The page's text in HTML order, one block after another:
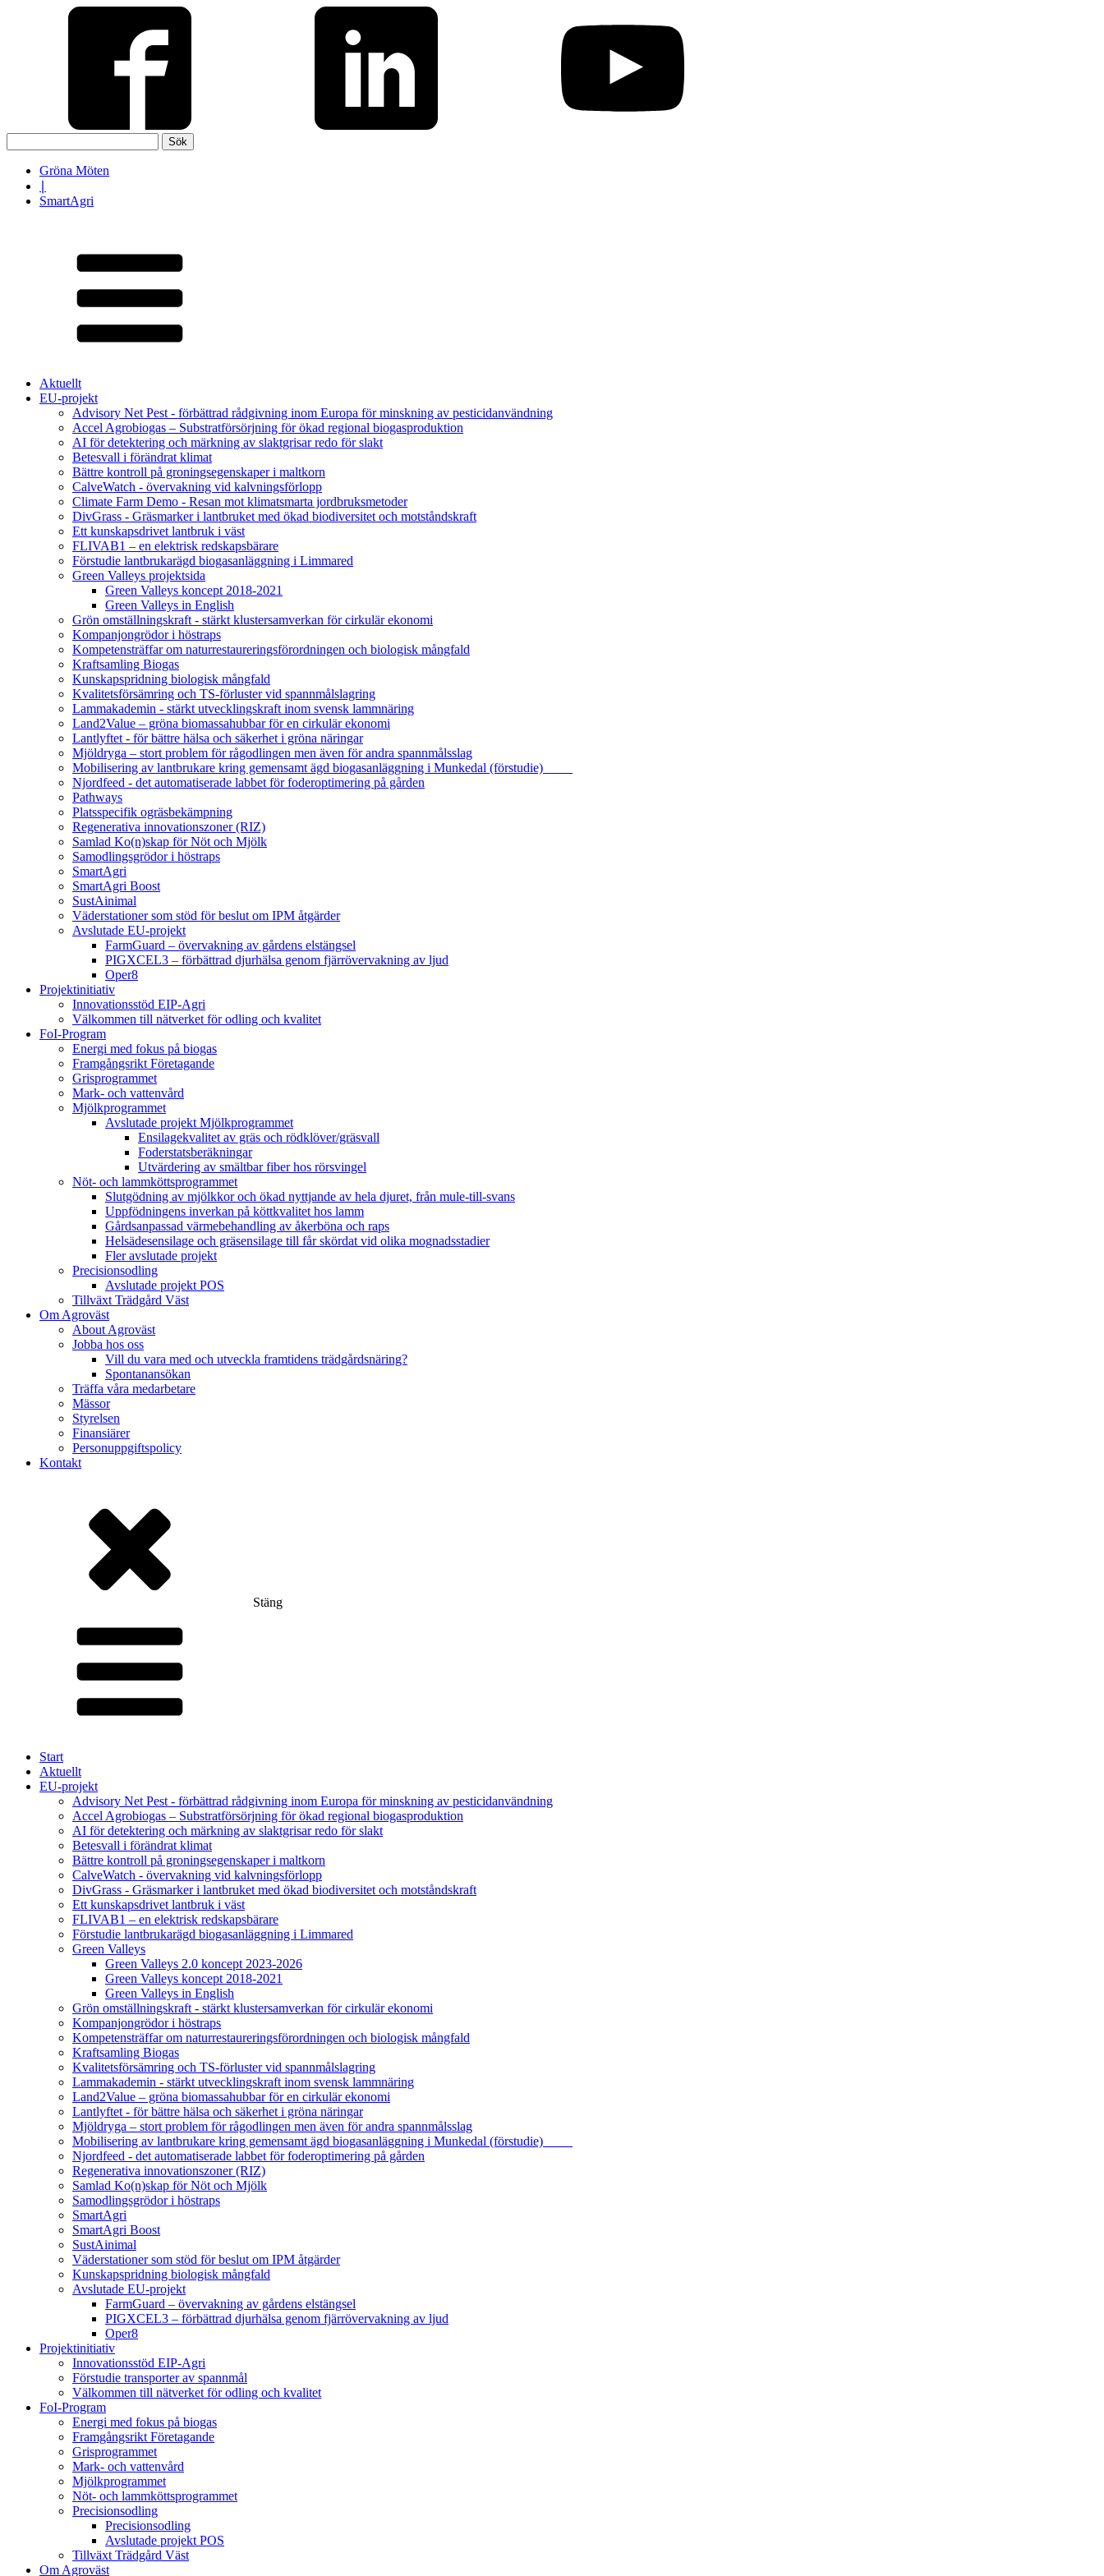
efter:
Gröna Möten
SmartAgri
Aktuellt
EU-projekt
Advisory Net Pest - förbättrad rådgivning inom Europa för minskning av pesticidanvändning
Accel Agrobiogas – Substratförsörjning för ökad regional biogasproduktion
AI för detektering och märkning av slaktgrisar redo för slakt
Betesvall i förändrat klimat
Bättre kontroll på groningsegenskaper i maltkorn
CalveWatch - övervakning vid kalvningsförlopp
Climate Farm Demo - Resan mot klimatsmarta jordbruksmetoder
DivGrass - Gräsmarker i lantbruket med ökad biodiversitet och motståndskraft
Ett kunskapsdrivet lantbruk i väst
FLIVAB1 – en elektrisk redskapsbärare
Förstudie lantbrukarägd biogasanläggning i Limmared
Green Valleys projektsida
Green Valleys koncept 2018-2021
Green Valleys in English
Grön omställningskraft - stärkt klustersamverkan för cirkulär ekonomi
Kompanjongrödor i höstraps
Kompetensträffar om naturrestaureringsförordningen och biologisk mångfald
Kraftsamling Biogas
Kunskapspridning biologisk mångfald
Kvalitetsförsämring och TS-förluster vid spannmålslagring
Lammakademin - stärkt utvecklingskraft inom svensk lammnäring
Land2Value – gröna biomassahubbar för en cirkulär ekonomi
Lantlyftet - för bättre hälsa och säkerhet i gröna näringar
Mjöldryga – stort problem för rågodlingen men även för andra spannmålsslag
Mobilisering av lantbrukare kring gemensamt ägd biogasanläggning i Munkedal (förstudie)
Njordfeed - det automatiserade labbet för foderoptimering på gården
Pathways
Platsspecifik ogräsbekämpning
Regenerativa innovationszoner (RIZ)
Samlad Ko(n)skap för Nöt och Mjölk
Samodlingsgrödor i höstraps
SmartAgri
SmartAgri Boost
SustAinimal
Väderstationer som stöd för beslut om IPM åtgärder
Avslutade EU-projekt
FarmGuard – övervakning av gårdens elstängsel
PIGXCEL3 – förbättrad djurhälsa genom fjärrövervakning av ljud
Oper8
Projektinitiativ
Innovationsstöd EIP-Agri
Välkommen till nätverket för odling och kvalitet
FoI-Program
Energi med fokus på biogas
Framgångsrikt Företagande
Grisprogrammet
Mark- och vattenvård
Mjölkprogrammet
Avslutade projekt Mjölkprogrammet
Ensilagekvalitet av gräs och rödklöver/gräsvall
Foderstatsberäkningar
Utvärdering av smältbar fiber hos rörsvingel
Nöt- och lammköttsprogrammet
Slutgödning av mjölkkor och ökad nyttjande av hela djuret, från mule-till-svans
Uppfödningens inverkan på köttkvalitet hos lamm
Gårdsanpassad värmebehandling av åkerböna och raps
Helsädesensilage och gräsensilage till får skördat vid olika mognadsstadier
Fler avslutade projekt
Precisionsodling
Avslutade projekt POS
Tillväxt Trädgård Väst
Om Agroväst
About Agroväst
Jobba hos oss
Vill du vara med och utveckla framtidens trädgårdsnäring?
Spontanansökan
Träffa våra medarbetare
Mässor
Styrelsen
Finansiärer
Personuppgiftspolicy
Kontakt
Stäng
Start
Aktuellt
EU-projekt
Advisory Net Pest - förbättrad rådgivning inom Europa för minskning av pesticidanvändning
Accel Agrobiogas – Substratförsörjning för ökad regional biogasproduktion
AI för detektering och märkning av slaktgrisar redo för slakt
Betesvall i förändrat klimat
Bättre kontroll på groningsegenskaper i maltkorn
CalveWatch - övervakning vid kalvningsförlopp
DivGrass - Gräsmarker i lantbruket med ökad biodiversitet och motståndskraft
Ett kunskapsdrivet lantbruk i väst
FLIVAB1 – en elektrisk redskapsbärare
Förstudie lantbrukarägd biogasanläggning i Limmared
Green Valleys
Green Valleys 2.0 koncept 2023-2026
Green Valleys koncept 2018-2021
Green Valleys in English
Grön omställningskraft - stärkt klustersamverkan för cirkulär ekonomi
Kompanjongrödor i höstraps
Kompetensträffar om naturrestaureringsförordningen och biologisk mångfald
Kraftsamling Biogas
Kvalitetsförsämring och TS-förluster vid spannmålslagring
Lammakademin - stärkt utvecklingskraft inom svensk lammnäring
Land2Value – gröna biomassahubbar för en cirkulär ekonomi
Lantlyftet - för bättre hälsa och säkerhet i gröna näringar
Mjöldryga – stort problem för rågodlingen men även för andra spannmålsslag
Mobilisering av lantbrukare kring gemensamt ägd biogasanläggning i Munkedal (förstudie)
Njordfeed - det automatiserade labbet för foderoptimering på gården
Regenerativa innovationszoner (RIZ)
Samlad Ko(n)skap för Nöt och Mjölk
Samodlingsgrödor i höstraps
SmartAgri
SmartAgri Boost
SustAinimal
Väderstationer som stöd för beslut om IPM åtgärder
Kunskapspridning biologisk mångfald
Avslutade EU-projekt
FarmGuard – övervakning av gårdens elstängsel
PIGXCEL3 – förbättrad djurhälsa genom fjärrövervakning av ljud
Oper8
Projektinitiativ
Innovationsstöd EIP-Agri
Förstudie transporter av spannmål
Välkommen till nätverket för odling och kvalitet
FoI-Program
Energi med fokus på biogas
Framgångsrikt Företagande
Grisprogrammet
Mark- och vattenvård
Mjölkprogrammet
Nöt- och lammköttsprogrammet
Precisionsodling
Precisionsodling
Avslutade projekt POS
Tillväxt Trädgård Väst
Om Agroväst